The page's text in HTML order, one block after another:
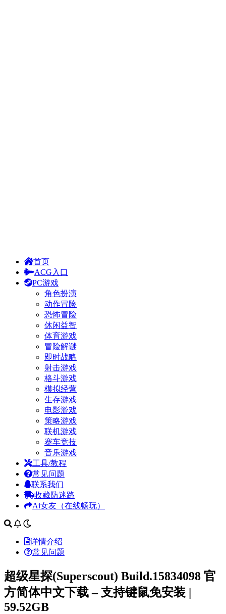
首页
ACG入口
PC游戏
角色扮演
动作冒险
恐怖冒险
休闲益智
体育游戏
冒险解谜
即时战略
射击游戏
格斗游戏
模拟经营
生存游戏
电影游戏
策略游戏
联机游戏
赛车竞技
音乐游戏
工具/教程
常见问题
联系我们
收藏防迷路
Ai女友（在线畅玩）
详情介绍
常见问题
超级星探(Superscout) Build.15834098 官
方简体中文下载 – 支持键鼠免安装 |
59.52GB